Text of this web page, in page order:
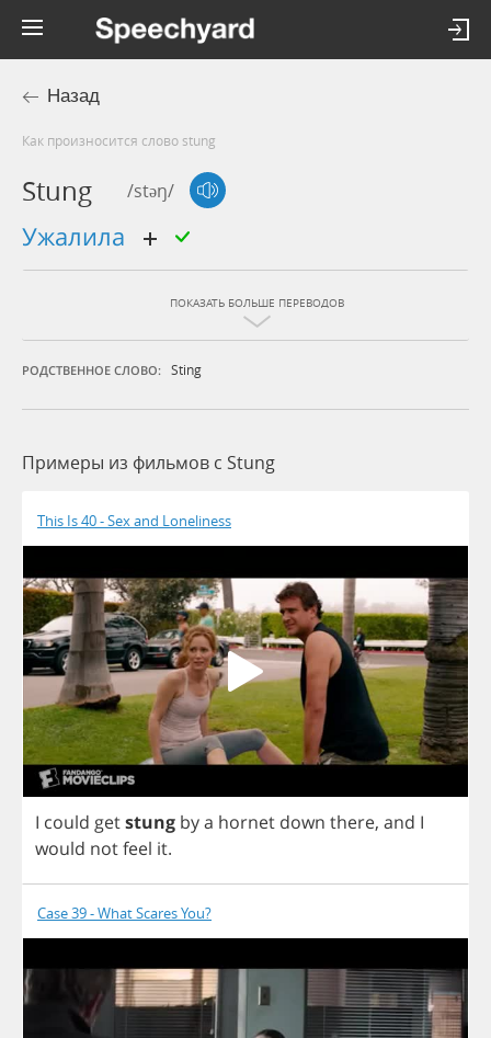
Назад
Как произносится слово stung
Stung /stəŋ/
ужалила
ПОКАЗАТЬ БОЛЬШЕ ПЕРЕВОДОВ
РОДСТВЕННОЕ СЛОВО: Sting
Примеры из фильмов c Stung
This Is 40 - Sex and Loneliness
I could getstung bya hornet down there, and I
would notfeel it.
Case 39 - What Scares You?